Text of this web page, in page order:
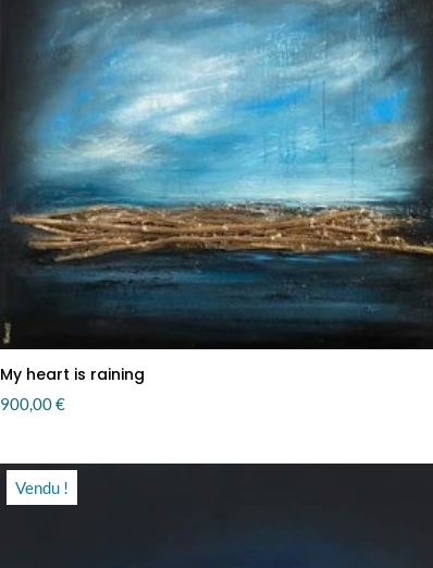
My heart is raining
900,00€
Vendu !